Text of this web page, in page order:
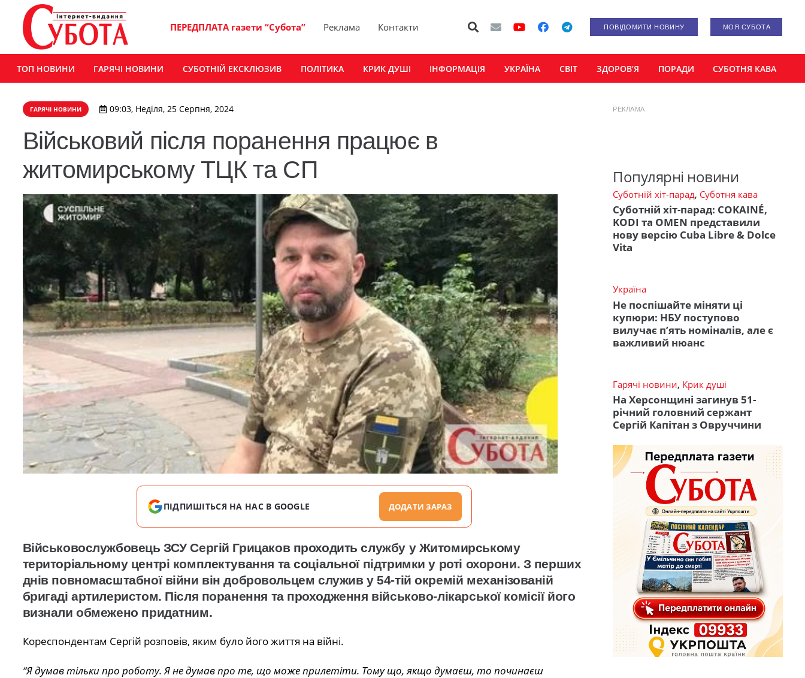
ПЕРЕДПЛАТА газети “Субота” Реклама Контакти ПОВІДОМИТИ НОВИНУ МОЯ СУБОТА
ТОП НОВИНИ ГАРЯЧІ НОВИНИ СУБОТНІЙ ЕКСКЛЮЗИВ ПОЛІТИКА КРИК ДУШІ ІНФОРМАЦІЯ УКРАЇНА СВІТ ЗДОРОВ’Я ПОРАДИ СУБОТНЯ КАВА
ГАРЯЧІ НОВИНИ 09:03, Неділя, 25 Серпня, 2024
Військовий після поранення працює в
житомирському ТЦК та СП
ПІДПИШІТЬСЯ НА НАС В GOOGLE ДОДАТИ ЗАРАЗ
Військовослужбовець ЗСУ Сергій Грицаков проходить службу у Житомирському
територіальному центрі комплектування та соціальної підтримки у роті охорони. З перших
днів повномасштабної війни він добровольцем служив у 54-тій окремій механізованій
бригаді артилеристом. Після поранення та проходження військово-лікарської комісії його
визнали обмежено придатним.
Кореспондентам Сергій розповів, яким було його життя на війні.
“Я думав тільки про роботу. Я не думав про те, що може прилетіти. Тому що, якщо думаєш, то починаєш
РЕКЛАМА
Популярні новини
Суботній хіт-парад, Суботня кава
Суботній хіт-парад: COKAINÉ,
KODI та OMEN представили
нову версію Cuba Libre & Dolce
Vita
Україна
Не поспішайте міняти ці
купюри: НБУ поступово
вилучає п’ять номіналів, але є
важливий нюанс
Гарячі новини, Крик душі
На Херсонщині загинув 51-
річний головний сержант
Сергій Капітан з Овруччини